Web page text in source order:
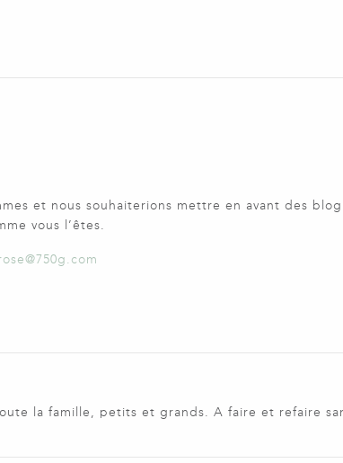
et nous souhaiterions mettre en avant des
vous l’êtes.
la famille, petits et grands. A faire et refaire